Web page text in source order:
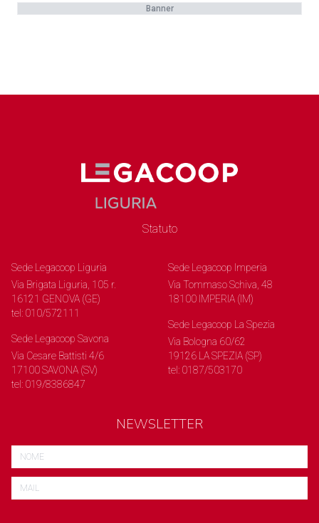
Banner
Statuto
Sede Legacoop Liguria
Via Brigata Liguria, 105 r.
16121 GENOVA (GE)
tel: 010/572111
Sede Legacoop Savona
Via Cesare Battisti 4/6
17100 SAVONA (SV)
tel: 019/8386847
Sede Legacoop Imperia
Via Tommaso Schiva, 48
18100 IMPERIA (IM)
Sede Legacoop La Spezia
Via Bologna 60/62
19126 LA SPEZIA (SP)
tel: 0187/503170
NEWSLETTER